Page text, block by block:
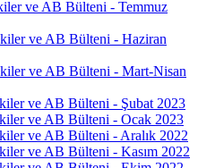
ve AB Bülteni - Temmuz
ve AB Bülteni - Haziran
ve AB Bülteni - Mart-Nisan
ve AB Bülteni - Şubat 2023
ve AB Bülteni - Ocak 2023
ve AB Bülteni - Aralık 2022
ve AB Bülteni - Kasım 2022